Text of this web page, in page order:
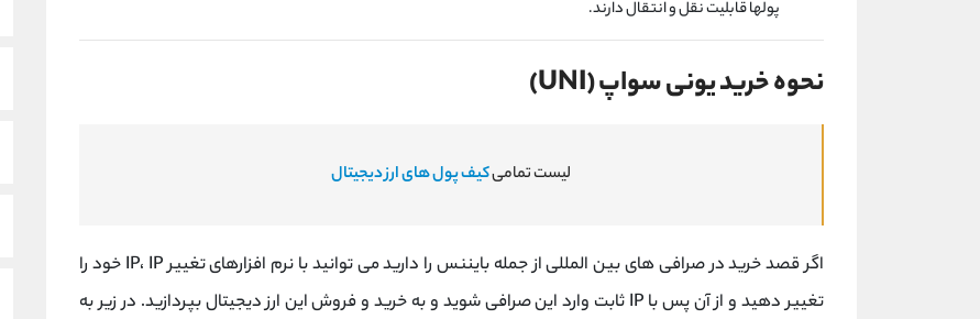
پولها قابلیت نقل و انتقال دارند.
نحوه خرید یونی سواپ (UNI)
لیست تمامیکیف پول های ارز دیجیتال
اگر قصد خرید در صرافی های بین المللی از جمله بایننس را دارید می توانید با نرم افزارهای تغییر IP، IP خود را
تغییر دهید و از آن پس با IP ثابت وارد این صرافی شوید و به خرید و فروش این ارز دیجیتال بپردازید. در زیر به